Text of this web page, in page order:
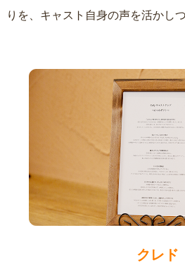
りを、キャスト自身の声を活かし
クレド